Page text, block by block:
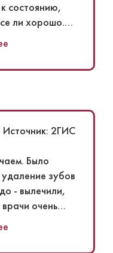
состоянию,
ли хорошо.
показал и
решает
ресепшене
очень
меняла
разобраться.
и
Источник: 2ГИС
Было
зубов
- вылечили,
очень